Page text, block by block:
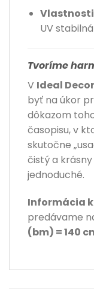
UV stabilná
Tvoríme
V Ideal Decor
byť na úkor
dôkazom
časopisu, v
skutočne
čistý a
jednoduché.
Informácia
predávame
(bm) = 140